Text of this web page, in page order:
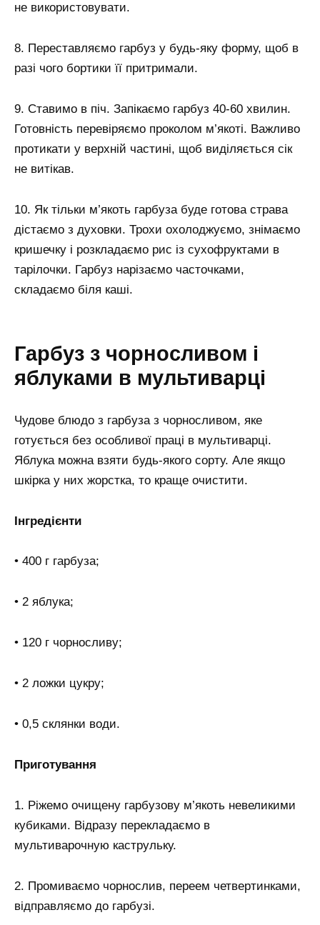
не використовувати.
8. Переставляємо гарбуз у будь-яку форму, щоб в
разі чого бортики її притримали.
9. Ставимо в піч. Запікаємо гарбуз 40-60 хвилин.
Готовність перевіряємо проколом м’якоті. Важливо
протикати у верхній частині, щоб виділяється сік
не витікав.
10. Як тільки м’якоть гарбуза буде готова страва
дістаємо з духовки. Трохи охолоджуємо, знімаємо
кришечку і розкладаємо рис із сухофруктами в
тарілочки. Гарбуз нарізаємо часточками,
складаємо біля каші.
Гарбуз з чорносливом і
яблуками в мультиварці
Чудове блюдо з гарбуза з чорносливом, яке
готується без особливої праці в мультиварці.
Яблука можна взяти будь-якого сорту. Але якщо
шкірка у них жорстка, то краще очистити.
Інгредієнти
• 400 г гарбуза;
• 2 яблука;
• 120 г чорносливу;
• 2 ложки цукру;
• 0,5 склянки води.
Приготування
1. Ріжемо очищену гарбузову м’якоть невеликими
кубиками. Відразу перекладаємо в
мультиварочную каструльку.
2. Промиваємо чорнослив, переем четвертинками,
відправляємо до гарбузі.